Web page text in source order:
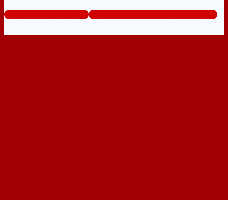
www.cuasatcuathep.com Tổng đài tư vấn miễn phí: 0824.400.400